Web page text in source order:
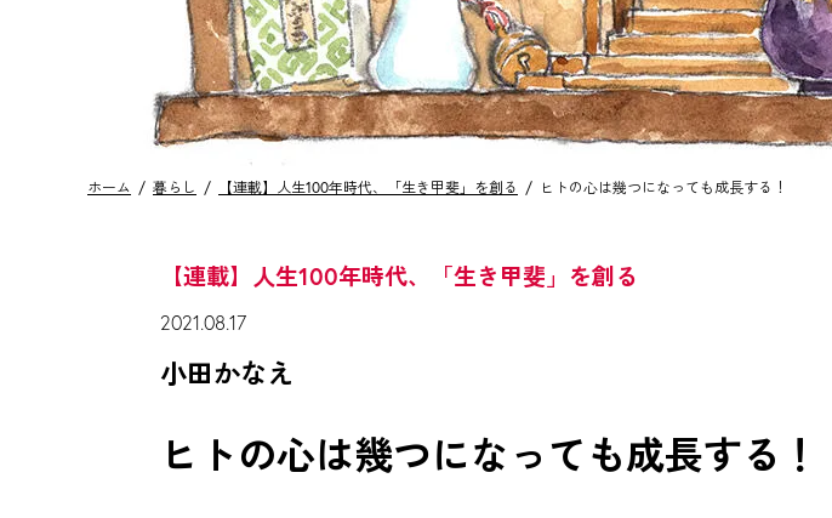
ホーム 暮らし 【連載】人生100年時代、「生き甲斐」を創る ヒトの心は幾つになっても成長する！
【連載】人生100年時代、「生き甲斐」を創る
2021.08.17
小田かなえ
ヒトの心は幾つになっても成長する！